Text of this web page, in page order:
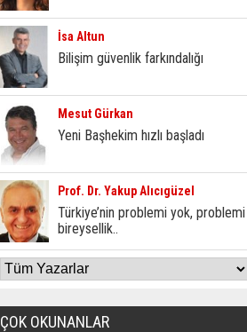
İsa Altun
Bilişim güvenlik farkındalığı
Mesut Gürkan
Yeni Başhekim hızlı başladı
Prof. Dr. Yakup Alıcıgüzel
Türkiye’nin problemi yok, problemi
bireysellik..
ÇOK OKUNANLAR